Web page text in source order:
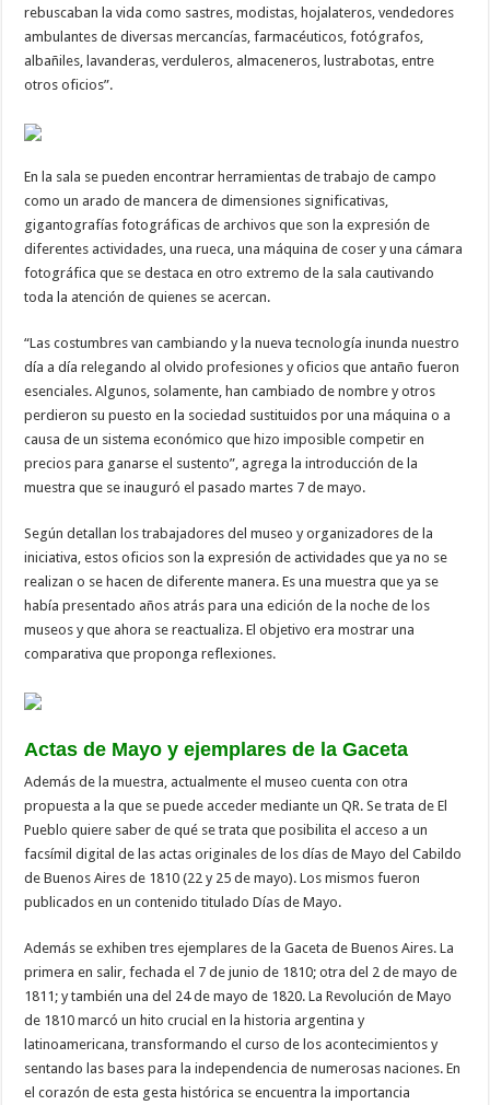
rebuscaban la vida como sastres, modistas, hojalateros, vendedores
ambulantes de diversas mercancías, farmacéuticos, fotógrafos,
albañiles, lavanderas, verduleros, almaceneros, lustrabotas, entre
otros oficios”.
En la sala se pueden encontrar herramientas de trabajo de campo
como un arado de mancera de dimensiones significativas,
gigantografías fotográficas de archivos que son la expresión de
diferentes actividades, una rueca, una máquina de coser y una cámara
fotográfica que se destaca en otro extremo de la sala cautivando
toda la atención de quienes se acercan.
“Las costumbres van cambiando y la nueva tecnología inunda nuestro
día a día relegando al olvido profesiones y oficios que antaño fueron
esenciales. Algunos, solamente, han cambiado de nombre y otros
perdieron su puesto en la sociedad sustituidos por una máquina o a
causa de un sistema económico que hizo imposible competir en
precios para ganarse el sustento”, agrega la introducción de la
muestra que se inauguró el pasado martes 7 de mayo.
Según detallan los trabajadores del museo y organizadores de la
iniciativa, estos oficios son la expresión de actividades que ya no se
realizan o se hacen de diferente manera. Es una muestra que ya se
había presentado años atrás para una edición de la noche de los
museos y que ahora se reactualiza. El objetivo era mostrar una
comparativa que proponga reflexiones.
Actas de Mayo y ejemplares de la Gaceta
Además de la muestra, actualmente el museo cuenta con otra
propuesta a la que se puede acceder mediante un QR. Se trata de El
Pueblo quiere saber de qué se trata que posibilita el acceso a un
facsímil digital de las actas originales de los días de Mayo del Cabildo
de Buenos Aires de 1810 (22 y 25 de mayo). Los mismos fueron
publicados en un contenido titulado Días de Mayo.
Además se exhiben tres ejemplares de la Gaceta de Buenos Aires. La
primera en salir, fechada el 7 de junio de 1810; otra del 2 de mayo de
1811; y también una del 24 de mayo de 1820. La Revolución de Mayo
de 1810 marcó un hito crucial en la historia argentina y
latinoamericana, transformando el curso de los acontecimientos y
sentando las bases para la independencia de numerosas naciones. En
el corazón de esta gesta histórica se encuentra la importancia